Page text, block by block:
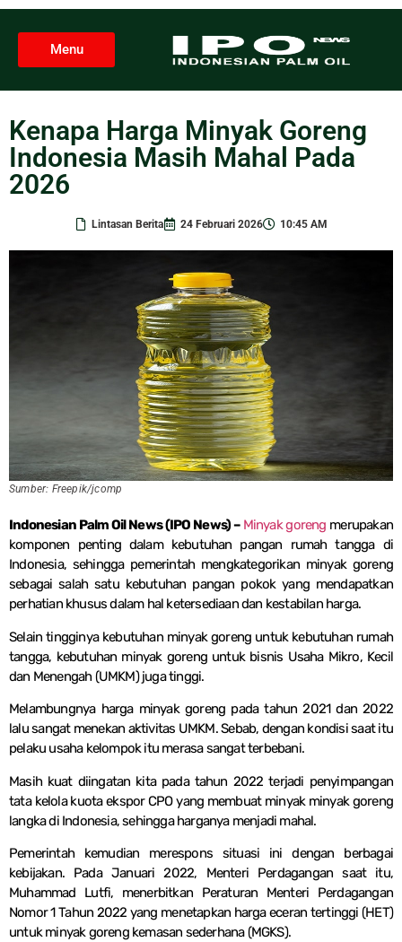
Menu
Kenapa Harga Minyak Goreng
Indonesia Masih Mahal Pada
2026
Lintasan Berita 24 Februari 2026 10:45 AM
Sumber: Freepik/jcomp
Indonesian Palm Oil News (IPO News) – Minyak goreng merupakan
komponen penting dalam kebutuhan pangan rumah tangga di
Indonesia, sehingga pemerintah mengkategorikan minyak goreng
sebagai salah satu kebutuhan pangan pokok yang mendapatkan
perhatian khusus dalam hal ketersediaan dan kestabilan harga.
Selain tingginya kebutuhan minyak goreng untuk kebutuhan rumah
tangga, kebutuhan minyak goreng untuk bisnis Usaha Mikro, Kecil
dan Menengah (UMKM) juga tinggi.
Melambungnya harga minyak goreng pada tahun 2021 dan 2022
lalu sangat menekan aktivitas UMKM. Sebab, dengan kondisi saat itu
pelaku usaha kelompok itu merasa sangat terbebani.
Masih kuat diingatan kita pada tahun 2022 terjadi penyimpangan
tata kelola kuota ekspor CPO yang membuat minyak minyak goreng
langka di Indonesia, sehingga harganya menjadi mahal.
Pemerintah kemudian merespons situasi ini dengan berbagai
kebijakan. Pada Januari 2022, Menteri Perdagangan saat itu,
Muhammad Lutfi, menerbitkan Peraturan Menteri Perdagangan
Nomor 1 Tahun 2022 yang menetapkan harga eceran tertinggi (HET)
untuk minyak goreng kemasan sederhana (MGKS).